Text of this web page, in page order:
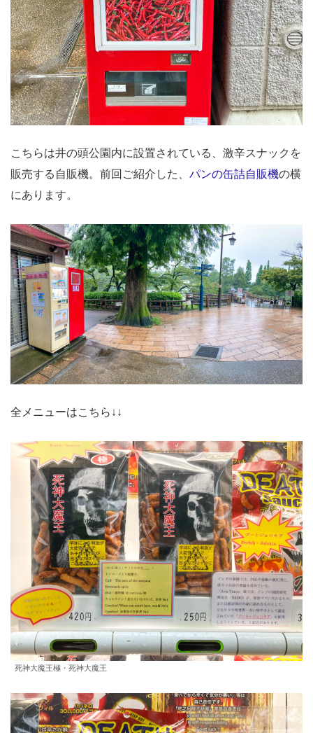
こちらは井の頭公園内に設置されている、激辛スナックを
販売する自販機。前回ご紹介した、 パンの缶詰自販機の横
にあります。
全メニューはこちら↓↓
死神大魔王極・死神大魔王